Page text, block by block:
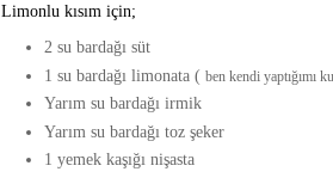
Limonlu kısım için;
2 su bardağı süt
1 su bardağı limonata ( ben kendi yaptığımı
Yarım su bardağı irmik
Yarım su bardağı toz şeker
1 yemek kaşığı nişasta